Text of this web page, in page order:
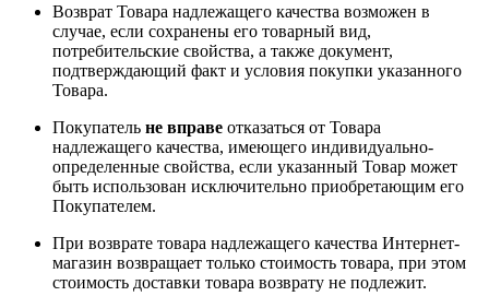
Возврат Товара надлежащего качества возможен в
случае, если сохранены его товарный вид,
потребительские свойства, а также документ,
подтверждающий факт и условия покупки указанного
Товара.
Покупатель не вправе отказаться от Товара
надлежащего качества, имеющего индивидуально-
определенные свойства, если указанный Товар может
быть использован исключительно приобретающим его
Покупателем.
При возврате товара надлежащего качества Интернет-
магазин возвращает только стоимость товара, при этом
стоимость доставки товара возврату не подлежит.